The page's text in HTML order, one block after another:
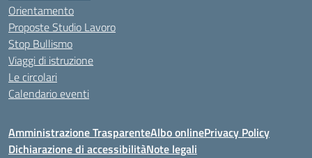
Orientamento
Proposte Studio Lavoro
Stop Bullismo
Viaggi di istruzione
Le circolari
Calendario eventi
Amministrazione TrasparenteAlbo onlinePrivacy Policy
Dichiarazione di accessibilitàNote legali